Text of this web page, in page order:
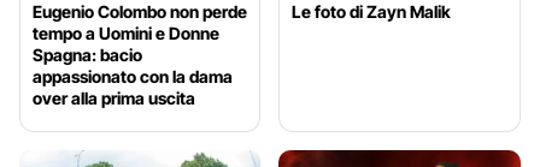
Eugenio Colombo non perde
tempo a Uomini e Donne
Spagna: bacio
appassionato con la dama
over alla prima uscita
Le foto di Zayn Malik